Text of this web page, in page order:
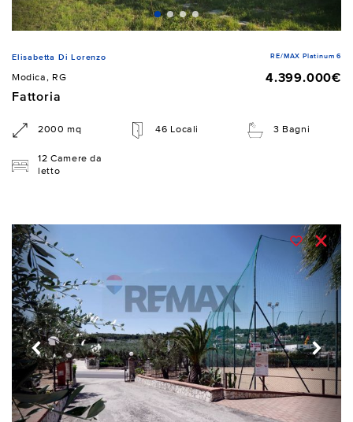
Elisabetta Di Lorenzo RE/MAX Platinum 6
Modica, RG
4.399.000€
Fattoria
2000 mq 46 Locali 3 Bagni
12 Camere da
letto